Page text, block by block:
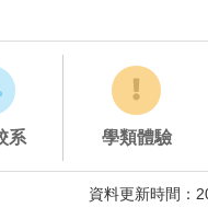
系 學類體驗
資料更新時間：